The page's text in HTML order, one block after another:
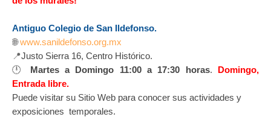
Antiguo Colegio de San Ildefonso.
🌐 www.sanildefonso.org.mx
📍Justo Sierra 16, Centro Histórico.
🕛 Martes a Domingo 11:00 a 17:30 horas. Domingo,
Entrada libre.
Puede visitar su Sitio Web para conocer sus actividades y
exposiciones temporales.